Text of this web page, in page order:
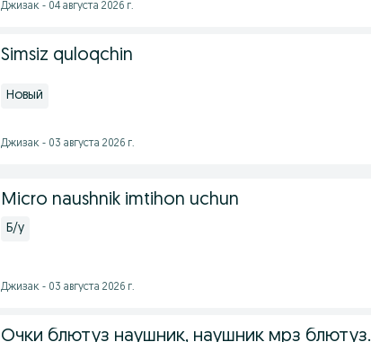
Джизак - 04 августа 2026 г.
Simsiz quloqchin
Новый
Джизак - 03 августа 2026 г.
Micro naushnik imtihon uchun
Б/у
Джизак - 03 августа 2026 г.
Очки блютуз наушник, наушник мрз блютуз.